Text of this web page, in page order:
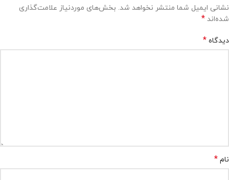
نشانی ایمیل شما منتشر نخواهد شد. بخش‌های موردنیاز علامت‌گذاری
شده‌اند *
دیدگاه *
نام *